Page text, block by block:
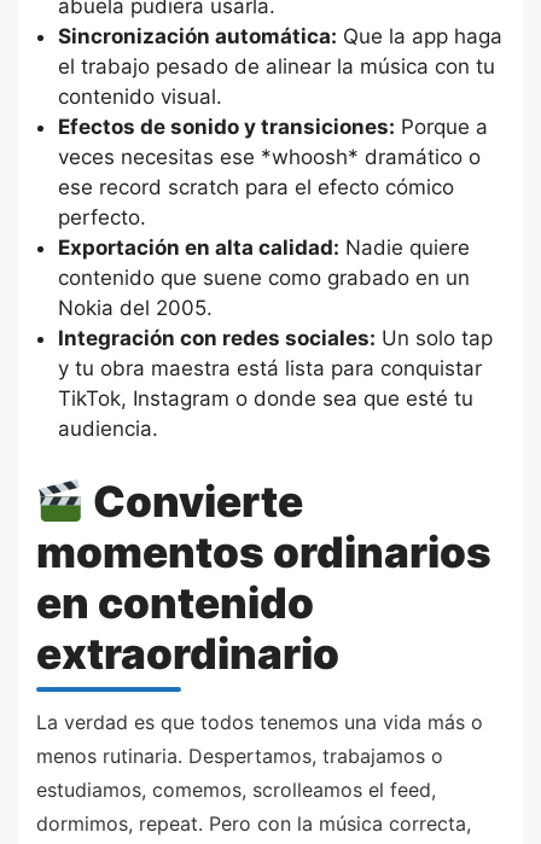
abuela pudiera usarla.
Sincronización automática: Que la app haga
el trabajo pesado de alinear la música con tu
contenido visual.
Efectos de sonido y transiciones: Porque a
veces necesitas ese *whoosh* dramático o
ese record scratch para el efecto cómico
perfecto.
Exportación en alta calidad: Nadie quiere
contenido que suene como grabado en un
Nokia del 2005.
Integración con redes sociales: Un solo tap
y tu obra maestra está lista para conquistar
TikTok, Instagram o donde sea que esté tu
audiencia.
Convierte
momentos ordinarios
en contenido
extraordinario
La verdad es que todos tenemos una vida más o
menos rutinaria. Despertamos, trabajamos o
estudiamos, comemos, scrolleamos el feed,
dormimos, repeat. Pero con la música correcta,